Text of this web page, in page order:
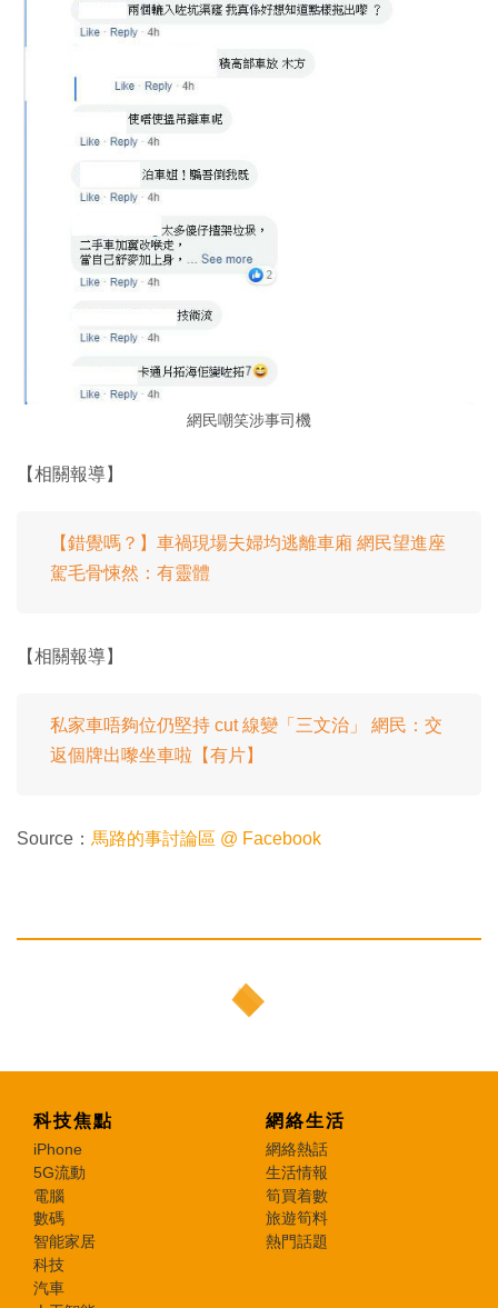
網民嘲笑涉事司機
【相關報導】
【錯覺嗎？】車禍現場夫婦均逃離車廂 網民望進座
駕毛骨悚然：有靈體
【相關報導】
私家車唔夠位仍堅持 cut 線變「三文治」 網民：交
返個牌出嚟坐車啦【有片】
Source： 馬路的事討論區 @ Facebook
科技焦點
iPhone
5G流動
電腦
數碼
智能家居
科技
汽車
網絡生活
網絡熱話
生活情報
筍買着數
旅遊筍料
熱門話題